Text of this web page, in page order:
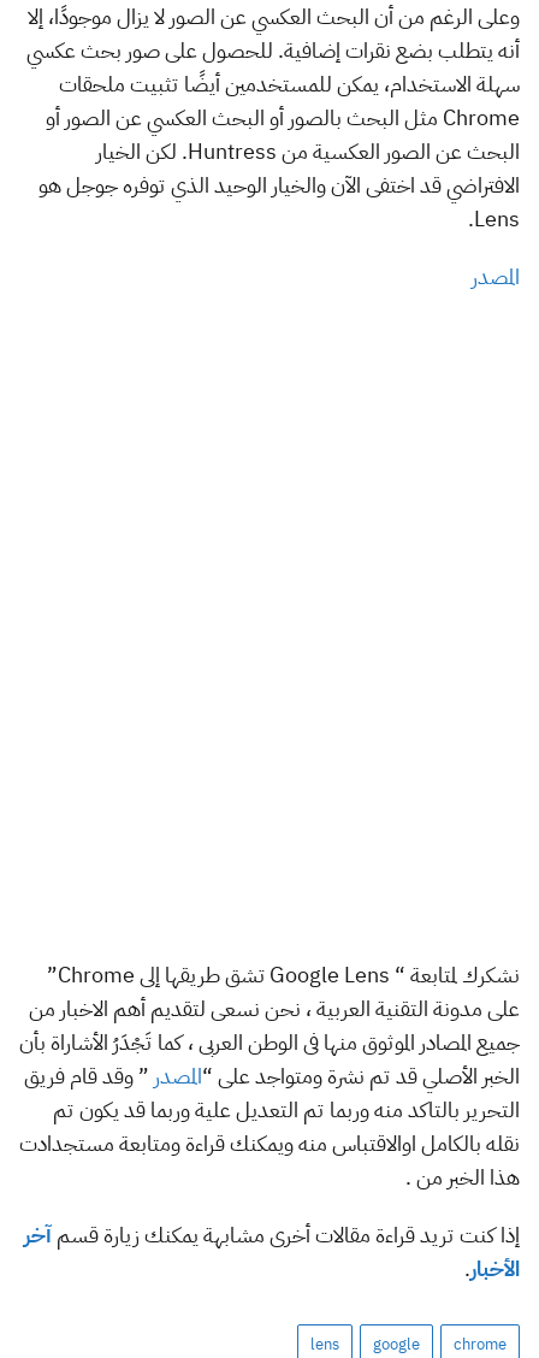
وعلى الرغم من أن البحث العكسي عن الصور لا يزال موجودًا، إلا
أنه يتطلب بضع نقرات إضافية. للحصول على صور بحث عكسي
سهلة الاستخدام، يمكن للمستخدمين أيضًا تثبيت ملحقات
Chrome مثل البحث بالصور أو البحث العكسي عن الصور أو
البحث عن الصور العكسية من Huntress. لكن الخيار
الافتراضي قد اختفى الآن والخيار الوحيد الذي توفره جوجل هو
Lens.
المصدر
نشكرك لمتابعة “ Google Lens تشق طريقها إلى Chrome”
على مدونة التقنية العربية ، نحن نسعى لتقديم أهم الاخبار من
جميع المصادر الموثوق منها فى الوطن العربى ، كما تَجْدَرُ الأشاراة بأن
الخبر الأصلي قد تم نشرة ومتواجد على “المصدر ” وقد قام فريق
التحرير بالتاكد منه وربما تم التعديل علية وربما قد يكون تم
نقله بالكامل اوالاقتباس منه ويمكنك قراءة ومتابعة مستجدادت
هذا الخبر من .
إذا كنت تريد قراءة مقالات أخرى مشابهة يمكنك زيارة قسمآخر
الأخبار.
chrome
google
lens